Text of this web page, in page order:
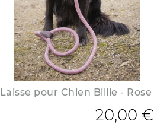
Laisse pour Chien Billie - Rose
20,00 €